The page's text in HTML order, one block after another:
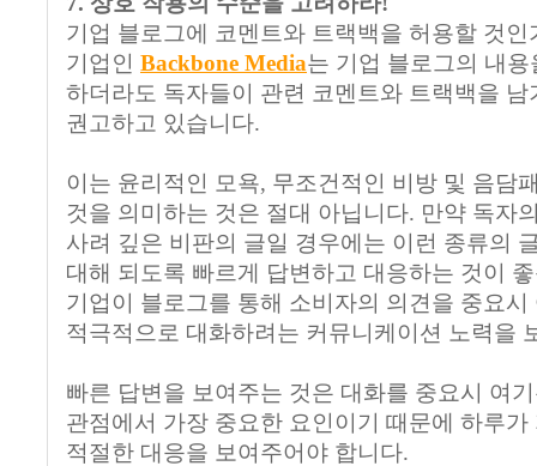
기업 블로그에 코멘트와 트랙백을 허용할 것인
기업인 Backbone Media는 기업 블로그의 내
하더라도 독자들이 관련 코멘트와 트랙백을
권고하고 있습니다.
이는 윤리적인 모욕, 무조건적인 비방 및 음담
것을 의미하는 것은 절대 아닙니다. 만약 독자
사려 깊은 비판의 글일 경우에는 이런 종류의
대해 되도록 빠르게 답변하고 대응하는 것이
기업이 블로그를 통해 소비자의 의견을 중요시
적극적으로 대화하려는 커뮤니케이션 노력을
빠른 답변을 보여주는 것은 대화를 중요시 여
관점에서 가장 중요한 요인이기 때문에 하루
적절한 대응을 보여주어야 합니다.